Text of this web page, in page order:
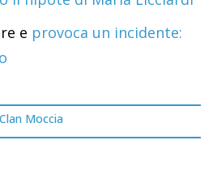
e provoca un incidente:
Clan Moccia